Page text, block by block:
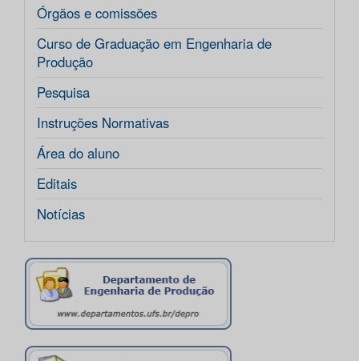
Órgãos e comissões
Curso de Graduação em Engenharia de
Produção
Pesquisa
Instruções Normativas
Área do aluno
Editais
Notícias